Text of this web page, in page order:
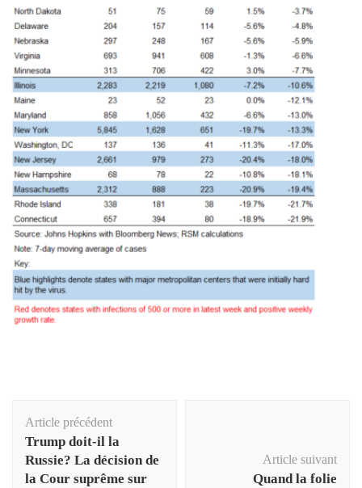
d'article
Article précédent
Trump doit-il la
Russie? La décision de
la Cour suprême sur
Article suivant
Quand la folie